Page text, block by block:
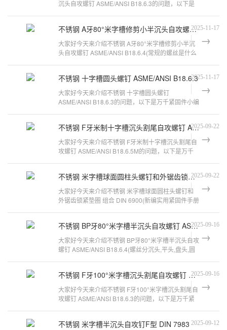
沉头自攻螺钉 ASME/ANSI B18.6.3的问题，以下是
不锈钢 A牙80°米字槽修剪小半沉头自攻螺钉 ASME/ANSI B18.6.4
2025-11-17
大家好今天来介绍不锈钢 A牙80°米字槽修剪小半沉
头自攻螺钉 ASME/ANSI B18.6.4(常规的螺丝是什么
不锈钢 十字槽圆头螺钉 ASME/ANSI B18.6.32025-11-17
大家好今天来介绍不锈钢 十字槽圆头螺钉
ASME/ANSI B18.6.3的问题，以下是万千紧固件小编
不锈钢 F牙米制十字槽沉头割尾自攻螺钉 ASME/ANSI B18.6.5M
2025-09-22
大家好今天来介绍不锈钢 F牙米制十字槽沉头割尾自
攻螺钉 ASME/ANSI B18.6.5M的问题，以下是万千
不锈钢 米字槽球面圆柱头螺钉和外锯齿锁紧垫圈 组合 DIN 69002025-09-22
大家好今天来介绍不锈钢 米字槽球面圆柱头螺钉和
外锯齿锁紧垫圈 组合 DIN 6900(新编实用紧固件手册
不锈钢 BP牙80°米字槽半沉头自攻螺钉 ASME/ANSI B18.6.4
2025-09-16
大家好今天来介绍不锈钢 BP牙80°米字槽半沉头自攻
螺钉 ASME/ANSI B18.6.4(螺丝分沉头,平头,盘头,圆
不锈钢 F牙100°米字槽沉头割尾自攻螺钉 ASME/ANSI B18.6.3
2025-09-16
大家好今天来介绍不锈钢 F牙100°米字槽沉头割尾自
攻螺钉 ASME/ANSI B18.6.3的问题，以下是万千紧
不锈钢 米字槽半沉头自攻钉F型 DIN 7983 2025-09-12